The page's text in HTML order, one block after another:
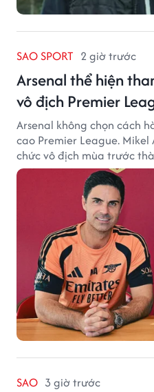
SAO SPORT 2 giờ trước
Arsenal thể hiện
vô địch Premier
Arsenal không chọn cách
cao Premier League.
chức vô địch mùa trước
kỳ thành công mới.
SAO 3 giờ trước